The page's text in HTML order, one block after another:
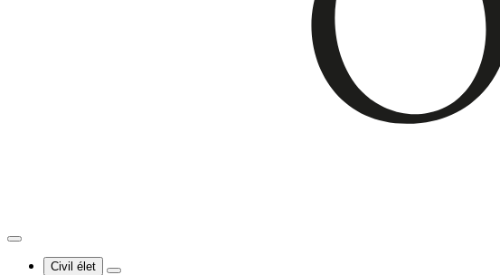
Civil élet